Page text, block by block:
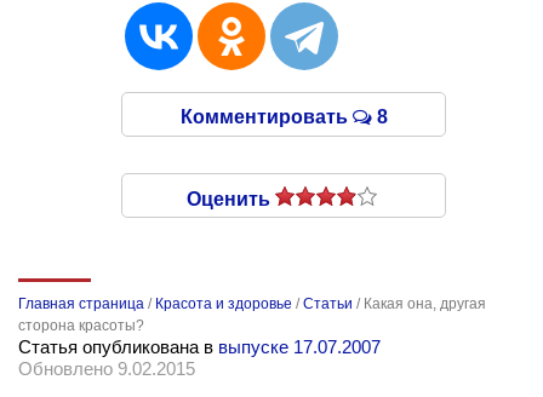
Комментировать 8
Оценить
Главная страница / Красота и здоровье /Статьи / Какая она, другая
сторона красоты?
Статья опубликована в выпуске 17.07.2007
Обновлено 9.02.2015